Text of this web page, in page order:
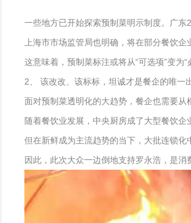
一些地方已开始探索预制菜明示制度。广东
上海市市场监管局也明确，将在部分餐饮
这意味着，预制菜标注或将从“可选项”变为“
2、 该改改、该标标，坦诚才是餐企的唯一
面对预制菜透明化的大趋势，餐企也需要
随着餐饮业发展，中央厨房成了大型餐饮
但在新鲜成为主流趋势的当下，大批连锁
因此，此次大众一边倒地支持罗永浩，是